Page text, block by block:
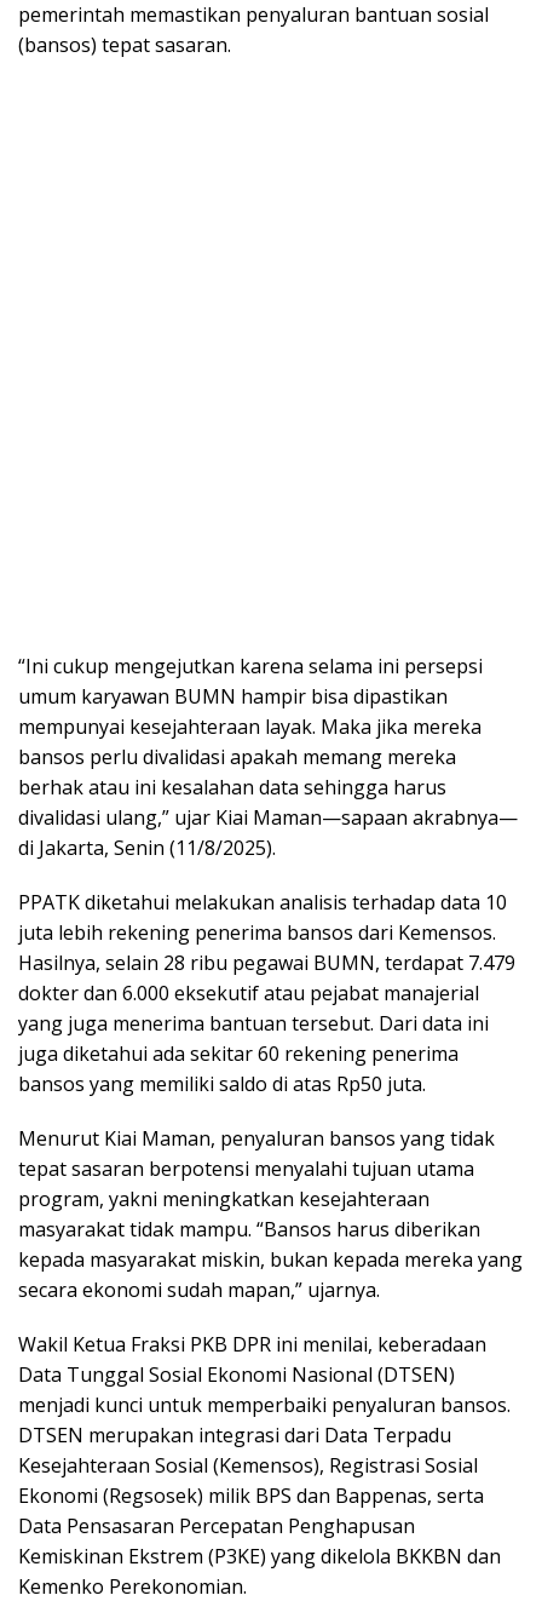
pemerintah memastikan penyaluran bantuan sosial
(bansos) tepat sasaran.
“Ini cukup mengejutkan karena selama ini persepsi
umum karyawan BUMN hampir bisa dipastikan
mempunyai kesejahteraan layak. Maka jika mereka
bansos perlu divalidasi apakah memang mereka
berhak atau ini kesalahan data sehingga harus
divalidasi ulang,” ujar Kiai Maman—sapaan akrabnya—
di Jakarta, Senin (11/8/2025).
PPATK diketahui melakukan analisis terhadap data 10
juta lebih rekening penerima bansos dari Kemensos.
Hasilnya, selain 28 ribu pegawai BUMN, terdapat 7.479
dokter dan 6.000 eksekutif atau pejabat manajerial
yang juga menerima bantuan tersebut. Dari data ini
juga diketahui ada sekitar 60 rekening penerima
bansos yang memiliki saldo di atas Rp50 juta.
Menurut Kiai Maman, penyaluran bansos yang tidak
tepat sasaran berpotensi menyalahi tujuan utama
program, yakni meningkatkan kesejahteraan
masyarakat tidak mampu. “Bansos harus diberikan
kepada masyarakat miskin, bukan kepada mereka yang
secara ekonomi sudah mapan,” ujarnya.
Wakil Ketua Fraksi PKB DPR ini menilai, keberadaan
Data Tunggal Sosial Ekonomi Nasional (DTSEN)
menjadi kunci untuk memperbaiki penyaluran bansos.
DTSEN merupakan integrasi dari Data Terpadu
Kesejahteraan Sosial (Kemensos), Registrasi Sosial
Ekonomi (Regsosek) milik BPS dan Bappenas, serta
Data Pensasaran Percepatan Penghapusan
Kemiskinan Ekstrem (P3KE) yang dikelola BKKBN dan
Kemenko Perekonomian.